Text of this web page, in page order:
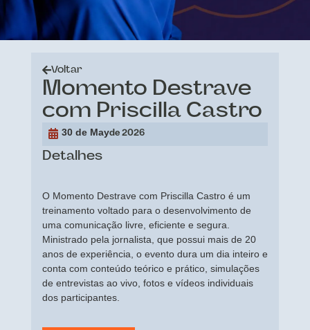
Voltar
Momento Destrave
com Priscilla Castro
30 de Mayde 2026
Detalhes
O Momento Destrave com Priscilla Castro é um
treinamento voltado para o desenvolvimento de
uma comunicação livre, eficiente e segura.
Ministrado pela jornalista, que possui mais de 20
anos de experiência, o evento dura um dia inteiro e
conta com conteúdo teórico e prático, simulações
de entrevistas ao vivo, fotos e vídeos individuais
dos participantes.